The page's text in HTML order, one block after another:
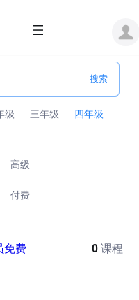
级 三年级
四年级
高级
付费
免费 0 课程